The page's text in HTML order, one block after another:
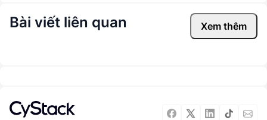
Bài viết liên quan Xem thêm